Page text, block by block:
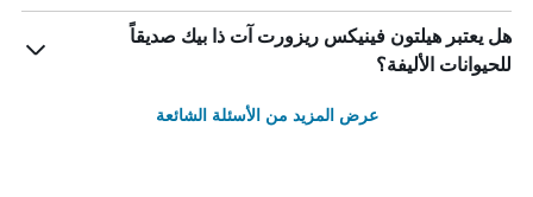
هل يعتبر هيلتون فينيكس ريزورت آت ذا بيك صديقاً
للحيوانات الأليفة؟
عرض المزيد من الأسئلة الشائعة